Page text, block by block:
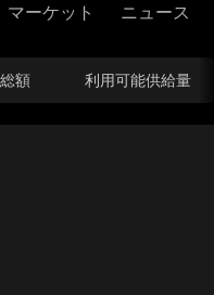
マーケット ニュース
額 利用可能供給量